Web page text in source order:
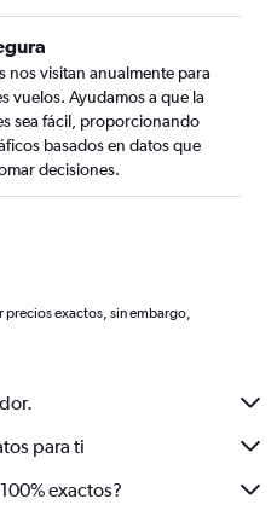
nos visitan anualmente para
vuelos. Ayudamos a que la
sea fácil, proporcionando
basados en datos que
decisiones.
exactos, sin embargo,
para ti
exactos?